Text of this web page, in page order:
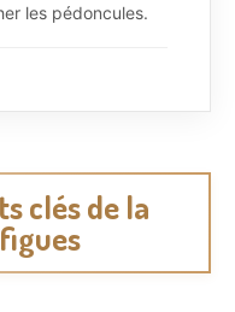
les pédoncules.
clés de la